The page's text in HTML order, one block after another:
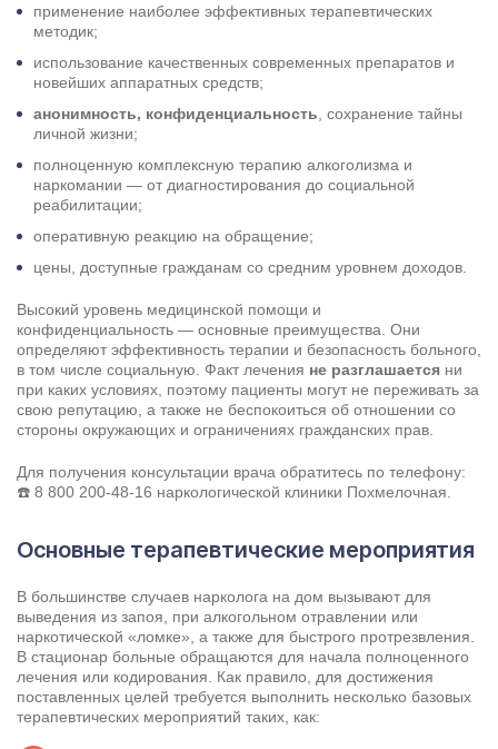
применение наиболее эффективных терапевтических
методик;
использование качественных современных препаратов и
новейших аппаратных средств;
анонимность, конфиденциальность , сохранение тайны
личной жизни;
полноценную комплексную терапию алкоголизма и
наркомании — от диагностирования до социальной
реабилитации;
оперативную реакцию на обращение;
цены, доступные гражданам со средним уровнем доходов.
Высокий уровень медицинской помощи и
конфиденциальность — основные преимущества. Они
определяют эффективность терапии и безопасность больного,
в том числе социальную. Факт лечения не разглашается ни
при каких условиях, поэтому пациенты могут не переживать за
свою репутацию, а также не беспокоиться об отношении со
стороны окружающих и ограничениях гражданских прав.
Для получения консультации врача обратитесь по телефону:
☎️ 8 800 200-48-16 наркологической клиники Похмелочная.
Основные терапевтические мероприятия
В большинстве случаев нарколога на дом вызывают для
выведения из запоя, при алкогольном отравлении или
наркотической «ломке», а также для быстрого протрезвления.
В стационар больные обращаются для начала полноценного
лечения или кодирования. Как правило, для достижения
поставленных целей требуется выполнить несколько базовых
терапевтических мероприятий таких, как: